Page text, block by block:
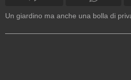
Un giardino ma anche una bolla di